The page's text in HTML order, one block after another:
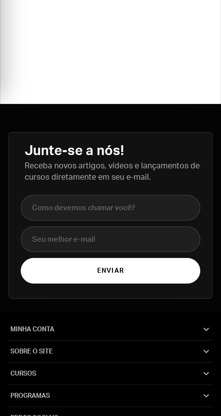
Junte-se a nós!
Receba novos artigos, vídeos e lançamentos de
cursos diretamente em seu e-mail.
Nome completo
E-mail
ENVIAR
MINHA CONTA
SOBRE O SITE
CURSOS
PROGRAMAS